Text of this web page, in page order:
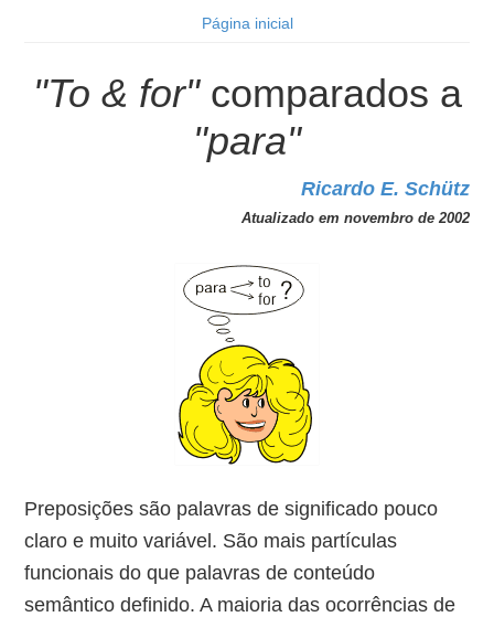
Página inicial
"To & for"comparados a
"para"
Ricardo E. Schütz
Atualizado em novembro de 2002
Preposições são palavras de significado pouco
claro e muito variável. São mais partículas
funcionais do que palavras de conteúdo
semântico definido. A maioria das ocorrências de